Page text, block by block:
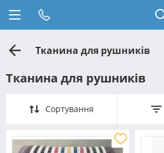
Тканина для рушників
Тканина для рушників
Сортування